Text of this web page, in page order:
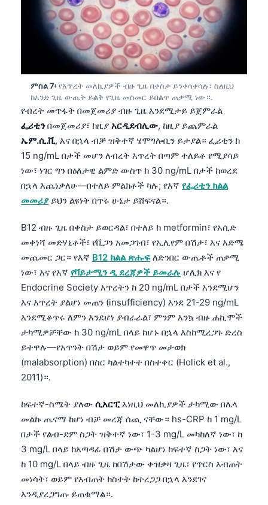
ምስል 7፡ የእጥረት መለኪያዎች ብዙ ጊዜ በቀስታ ይንቀሳቀሳሉ፣ ስለዚህ
ከአንድ ጊዜ ውጤት ይልቅ የጊዜ መስመር ይበልጥ ጠቃሚ ነው።.
የብረት መጥፋት በመጀመሪያ ብዙ ጊዜ እንደሚታይ ይጀምራል
ፌሪቲንበመጀመሪያ፣ ከዚያ አርዲደብሊው, ከዚያ ይጨምራል
ኤም.ሲ.ቪ, እና በኋላ ብቻ ዝቅተኛ ሄሞግሎቢን ይታያል። ፌሪቲን ከ
15 ng/mL በታች መሆን ለብረት እጥረት በጣም ተለይቶ የሚያሳይ
ነው፣ ነገር ግን በዕለታዊ ልምድ ውስጥ ከ 30 ng/mL በታች ከወረደ
በኋላ እጨነቃለሁ—በተለይ ምልክቶች ካሉ; የእኛ የፌሪቲን ክልል
መመሪያይህን ልዩነት በጥሩ ሁኔታ ይሸፍናል።.
B12 ብዙ ጊዜ በቀስታ ይወርዳል፣ በተለይ ከ metformin፣ የአሲድ
መቀነሻ መድሃኒቶች፣ የቪጋን አመጋገብ፣ የኢሊየም በሽታ፣ እና እድሜ
መጨመር ጋር። የእኛ B12 ክልል ጽሑፍለድንበር ውጤቶች ጠቃሚ
ነው፣ እና የእኛ የቫይታሚን ዲ ደረጃዎች ይመራሉ ሆሊክ እና የ
Endocrine Society እጥረትን ከ 20 ng/mL በታች እንደሚሆን
እና እጥረት ያልሆነ መጠን (insufficiency) እንደ 21-29 ng/mL
እንደሚቆጥሩ ለምን እንደሆነ ያብራራል፣ ምንም እንኳ ብዙ ሐኪሞች
ታካሚዎቻቸው ከ 30 ng/mL በላይ ከሆኑ በኋላ እስከሚረጋጉ ድረስ
ይተዋሉ—የአጥንት በሽታ ወይም የመዋጥ መታወክ
(malabsorption) በስር ካልተካተተ በስተቀር (Holick et al.,
2011)።.
ከፍተኛ-ስሜት ያለው ሲአርፒእነዚህ መለኪያዎች ታካሚው በሌላ
መልኩ ጤናማ ከሆነ ብቻ መረጃ ሰጪ ናቸው። hs-CRP ከ 1 mg/L
በታች የልብ-ደም ስጋት ዝቅተኛ ነው፣ 1-3 mg/L መካከለኛ ነው፣ ከ
3 mg/L በላይ ከአጣዳፊ በሽታ ውጭ ካልሆነ ከፍተኛ ስጋት ነው፣ እና
ከ 10 mg/L በላይ ብዙ ጊዜ ከበሽታው ቀዝቃዛ ጊዜ፣ የጥርስ እብጠት
መነሳት፣ ወይም የእብጠት ክስተት ከተረጋጋ በኋላ እንደገና
እንዲያረጋግጡ ይጠቁማል።.
Bosanski
Azərbaycan dili
日本語
ქართული
Русский
Lietuvių kalba
한국어
Slovenščina
Shqip
اردو
मराठी
తెలుగు
தமிழ்
ગુજરાતી
ಕನ್ನಡ
മലയാളം
Bahasa Melayu
Tiếng Việt
Tagalog